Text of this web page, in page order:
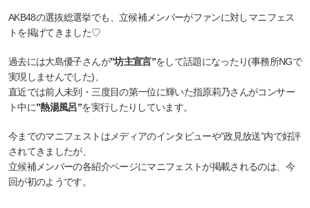
AKB48の選抜総選挙でも、立候補メンバーがファンに対しマニフェス
トを掲げてきました♡
過去には大島優子さんが”坊主宣言”をして話題になったり(事務所NGで
実現しませんでした)、
直近では前人未到・三度目の第一位に輝いた指原莉乃さんがコンサー
ト中に”熱湯風呂”を実行したりしています。
今までのマニフェストはメディアのインタビューや”政見放送”内で好評
されてきましたが、
立候補メンバーの各紹介ページにマニフェストが掲載されるのは、今
回が初のようです。